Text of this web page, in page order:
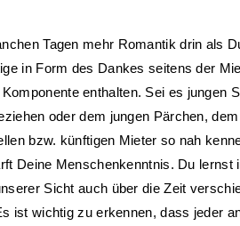
Tagen mehr Romantik drin als
in Form des Dankes seitens der
enthalten. Sei es jungen
oder dem jungen Pärchen,
bzw. künftigen Mieter so nah
Deine Menschenkenntnis. Du lernst
Sicht auch über die Zeit
ist wichtig zu erkennen, dass jeder